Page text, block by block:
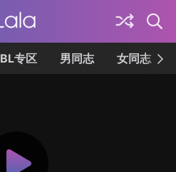
BL专区 男同志 女同志